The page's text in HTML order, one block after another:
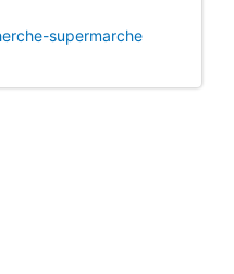
supermarche